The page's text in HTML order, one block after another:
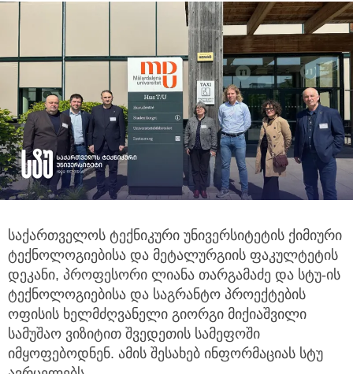
საქართველოს ტექნიკური უნივერსიტეტის ქიმიური
ტექნოლოგიებისა და მეტალურგიის ფაკულტეტის
დეკანი, პროფესორი ლიანა თარგამაძე და სტუ-ის
ტექნოლოგიებისა და საგრანტო პროექტების
ოფისის ხელმძღვანელი გიორგი მიქიაშვილი
სამუშაო ვიზიტით შვედეთის სამეფოში
იმყოფებოდნენ. ამის შესახებ ინფორმაციას სტუ